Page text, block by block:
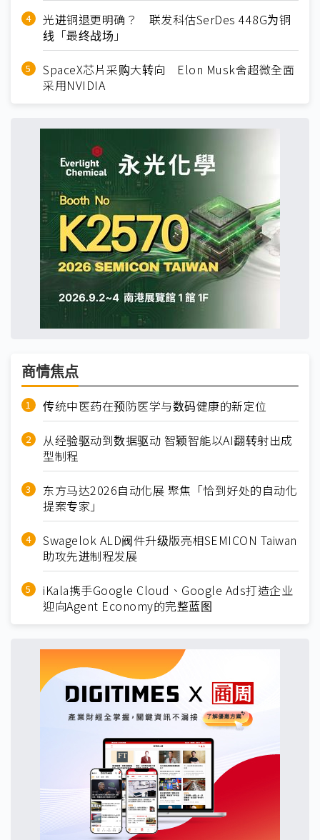
光进铜退更明确？ 联发科估SerDes 448G为铜
线「最终战场」
SpaceX芯片采购大转向 Elon Musk舍超微全面
采用NVIDIA
商情焦点
传统中医药在预防医学与数码健康的新定位
从经验驱动到数据驱动 智颖智能以AI翻转射出成
型制程
东方马达2026自动化展 聚焦「恰到好处的自动化
提案专家」
Swagelok ALD阀件升级版亮相SEMICON Taiwan
助攻先进制程发展
iKala携手Google Cloud、Google Ads打造企业
迎向Agent Economy的完整蓝图